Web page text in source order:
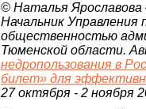
© Наталья Ярославова
Начальник Управления
общественностью
Тюменской области.
недропользования в
билет» для
27 октября - 2 ноября